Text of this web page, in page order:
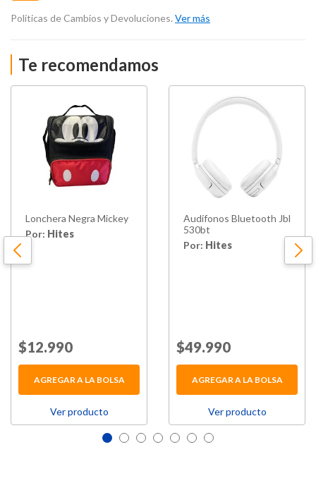
Políticas de Cambios y Devoluciones. Ver más
Te recomendamos
Lonchera Negra Mickey
Por: Hites
Price reduced from
$12.990
AGREGAR A LA BOLSA
Ver producto
Audífonos Bluetooth Jbl
530bt
Por: Hites
Price reduced from
$49.990
AGREGAR A LA BOLSA
Ver producto